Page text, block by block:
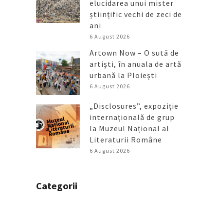
elucidarea unui mister
științific vechi de zeci de
ani
6 August 2026
Artown Now – O sută de
artiști, în anuala de artă
urbană la Ploiești
6 August 2026
„Disclosures”, expoziție
internațională de grup
la Muzeul Național al
Literaturii Române
6 August 2026
Categorii